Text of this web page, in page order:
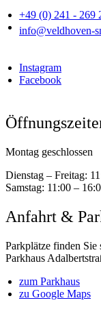
+49 (0) 241 - 269
info@veldhoven-
Instagram
Facebook
Montag geschlossen
Dienstag – Freitag:
Samstag: 11:00 –
Anfahrt &
Parkplätze finden Sie
Parkhaus
zum Parkhaus
zu Google Maps